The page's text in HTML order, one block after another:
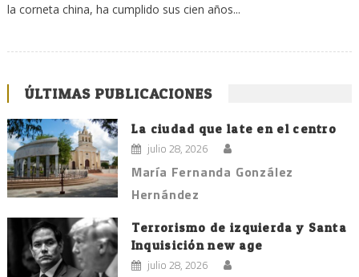
la corneta china, ha cumplido sus cien años...
ÚLTIMAS PUBLICACIONES
La ciudad que late en el centro
julio 28, 2026
María Fernanda González
Hernández
Terrorismo de izquierda y Santa
Inquisición new age
julio 28, 2026